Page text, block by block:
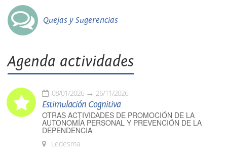
Quejas y Sugerencias
Agenda actividades
08/01/2026 26/11/2026
Estimulación Cognitiva
OTRAS ACTIVIDADES DE PROMOCIÓN DE LA
AUTONOMÍA PERSONAL Y PREVENCIÓN DE LA
DEPENDENCIA
Ledesma